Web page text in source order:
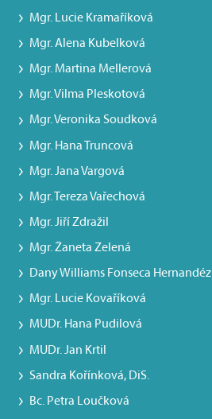
Mgr. Lucie Kramaříková
Mgr. Alena Kubelková
Mgr. Martina Mellerová
Mgr. Vilma Pleskotová
Mgr. Veronika Soudková
Mgr. Hana Truncová
Mgr. Jana Vargová
Mgr. Tereza Vařechová
Mgr. Jiří Zdražil
Mgr. Žaneta Zelená
Dany Williams Fonseca Hernandéz
Mgr. Lucie Kovaříková
MUDr. Hana Pudilová
MUDr. Jan Krtil
Sandra Kořínková, DiS.
Bc. Petra Loučková